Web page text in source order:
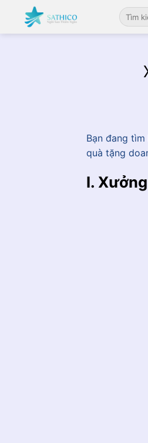
Chuyển
nội
Tìm
kiếm:
Bạn đang
quà tặng
I. Xưởng